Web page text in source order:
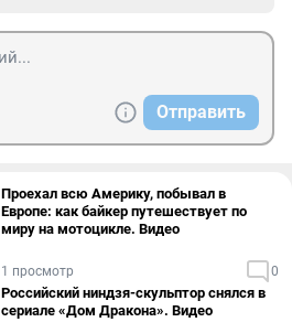
Отправить
Проехал всю Америку, побывал в
Европе: как байкер путешествует по
миру на мотоцикле. Видео
1 просмотр 0
Российский ниндзя-скульптор снялся в
сериале «Дом Дракона». Видео